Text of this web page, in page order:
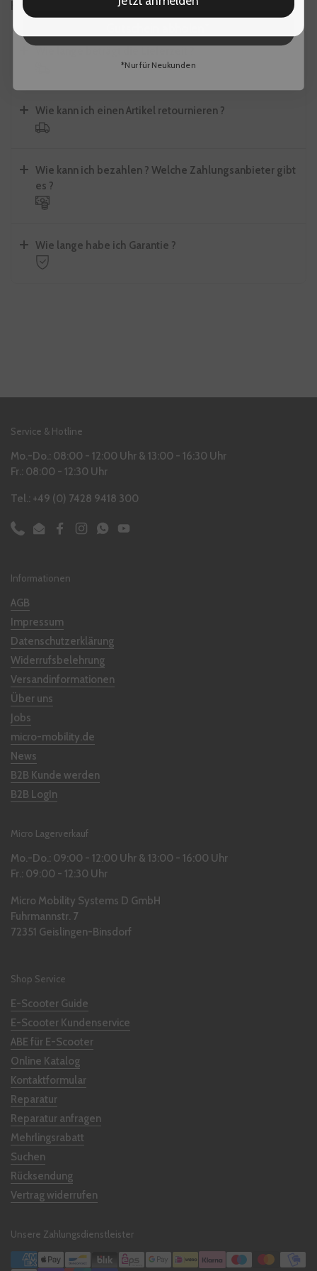
Häufig gestellte Fragen
Wie kann ich einen Artikel retournieren ?
Wie kann ich bezahlen ? Welche Zahlungsanbieter gibt
es ?
Wie lange habe ich Garantie ?
Service & Hotline
Mo.-Do.: 08:00 - 12:00 Uhr & 13:00 - 16:30 Uhr
Fr.: 08:00 - 12:30 Uhr
Tel.: +49 (0) 7428 9418 300
PhoneEmailFacebook
Instagram
WhatsApp
YouTube
Informationen
AGB
Impressum
Datenschutzerklärung
Widerrufsbelehrung
Versandinformationen
Über uns
Jobs
micro-mobility.de
News
B2B Kunde werden
B2B LogIn
Micro Lagerverkauf
Mo.-Do.: 09:00 - 12:00 Uhr & 13:00 - 16:00 Uhr
Fr.: 09:00 - 12:30 Uhr
Micro Mobility Systems D GmbH
Fuhrmannstr. 7
72351 Geislingen-Binsdorf
Shop Service
E-Scooter Guide
E-Scooter Kundenservice
ABE für E-Scooter
Online Katalog
Kontaktformular
Reparatur
Reparatur anfragen
Mehrlingsrabatt
Suchen
Rücksendung
Vertrag widerrufen
Unsere Zahlungsdienstleister
*Nur für Neukunden